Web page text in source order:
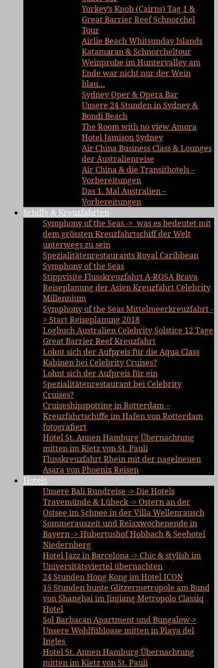
Yorkey’s Knob (Cairns) Tag 1 &
Great Barrier Reef Schnorchel
Tour
Airlie Beach Whitsunday Islands
Katamaran & Schnorcheltour
Weinprobe im Huntervalley am
Ende war nicht nur der Wein
blau…
Sydney Oper & Opera Bar
Unsere 24 Stunden in Sydney &
Bondi Beach
The Room with no view Amora
Hotel Jamison Sydney
Air China Business Class & Lounges
der Australienreise
Air China & die Transithotels –
Vorbereitungen
Das 1. Mal Australien –
Vorbereitungen
Schiffe & Kreuzfahrten
Symphony of the Seas -> was es bedeutet mit
dem grössten Kreuzfahrtschiff der Welt
unterwegs zu sein
Spezialitätenrestaurants Royal Caribbean
Symphony of the Seas
Stippvisite Flusskreuzfahrt A-ROSA Brava
Reiseplanung der Asien Kreuzfahrt Celebrity
Millennium
Symphony of the Seas Mittelmeerkreuzfahrt -
> Start Reiseplanung 2018
Logbuch Australien Celebrity Solstice 12 Tage
Great Barrier Reef Kreuzfahrt
Lohnt sich der Aufpreis für die Aqua Class
Kabinen bei Celebrity Cruises?
Lohnt sich der Aufpreis für ein
Spezialitätenrestaurant bei Celebrity
Cruises?
Cruiseshipspotting in Rotterdam –
Kreuzfahrtschiffe im Hafen von Rotterdam
fotografiert
Hotel St. Annen Hamburg Übernachtung
mitten im Kietz von St. Pauli
Flusskreuzfahrt Rhein mit der nagelneuen
Asara von Phoenix Reisen
Hotels
Unsere Bali Rundreise -> Die Hotels
Travemünde & Lübeck -> Ostern an der
Ostsee im Schnee in der Villa Wellenrausch
Sommerauszeit und Relaxwochenende in
Bayern -> Hubertushof Hobbach & Seehotel
Niedernberg
Hotel Jazz in Barcelona -> Chic & stylish im
Universitätsviertel übernachten
24 Stunden Hong Kong im Hotel ICON
15 Stunden bunte Glitzermetropole am Bund
von Shanghai im Jinjiang Metropolo Classiq
Hotel
Sol Barbacan Apartment und Bungalow->
Unsere Wohlfühloase mitten in Playa del
Ingles
Hotel St. Annen Hamburg Übernachtung
mitten im Kietz von St. Pauli